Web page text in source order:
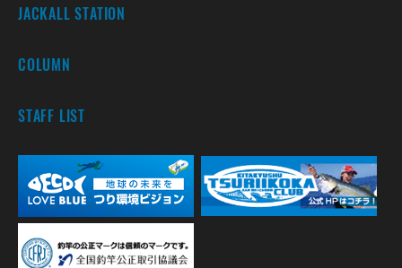
JACKALL STATION
COLUMN
STAFF LIST